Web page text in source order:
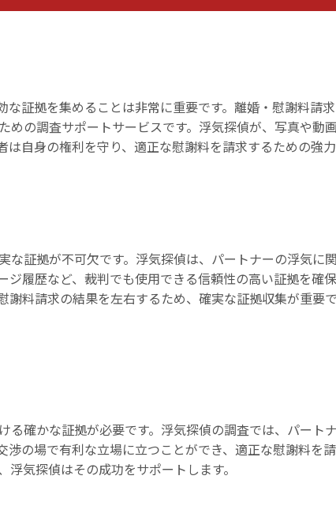
証拠を集めることは非常に重要です。離婚・慰謝料請
めの調査サポートサービスです。浮気探偵が、写真や動
自身の権利を守り、適正な慰謝料を請求するための強力
証拠が不可欠です。浮気探偵は、パートナーの浮気に
履歴など、裁判でも使用できる信頼性の高い証拠を確
料請求の結果を左右するため、確実な証拠収集が重要で
確かな証拠が必要です。浮気探偵の調査では、パート
の場で有利な立場に立つことができ、適正な慰謝料を
気探偵はその成功をサポートします。